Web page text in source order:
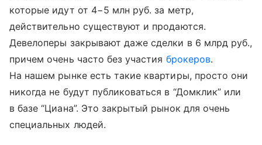
которые идут от 4−5 млн руб. за метр,
действительно существуют и продаются.
Девелоперы закрывают даже сделки в 6 млрд руб.,
причем очень часто без участия брокеров.
На нашем рынке есть такие квартиры, просто они
никогда не будут публиковаться в “Домклик” или
в базе “Циана”. Это закрытый рынок для очень
специальных людей.